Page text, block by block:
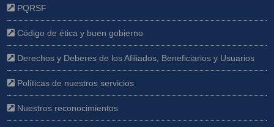
PQRSF
Código de ética y buen gobierno
Derechos y Deberes de los Afiliados, Beneficiarios y Usuarios
Políticas de nuestros servicios
Nuestros reconocimientos